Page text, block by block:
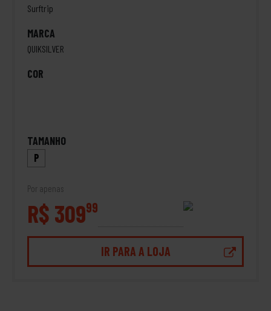
Surftrip
MARCA
QUIKSILVER
COR
TAMANHO
P
Por apenas
R$ 30999
IR PARA A LOJA